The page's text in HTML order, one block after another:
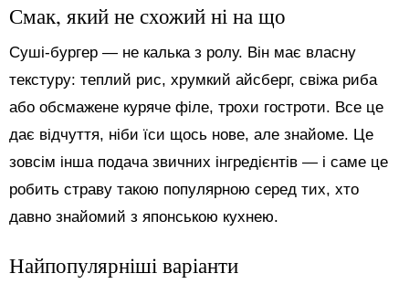
Смак, який не схожий ні на що
Суші-бургер — не калька з ролу. Він має власну
текстуру: теплий рис, хрумкий айсберг, свіжа риба
або обсмажене куряче філе, трохи гостроти. Все це
дає відчуття, ніби їси щось нове, але знайоме. Це
зовсім інша подача звичних інгредієнтів — і саме це
робить страву такою популярною серед тих, хто
давно знайомий з японською кухнею.
Найпопулярніші варіанти